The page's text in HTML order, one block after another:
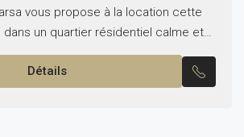
vous propose à la location cette
dans un quartier résidentiel calme et
panoramique...
Détails